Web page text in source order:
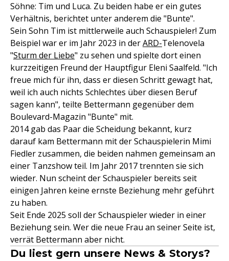
Söhne: Tim und Luca. Zu beiden habe er ein gutes
Verhältnis, berichtet unter anderem die "Bunte".
Sein Sohn Tim ist mittlerweile auch Schauspieler! Zum
Beispiel war er im Jahr 2023 in derARD-Telenovela
"Sturm der Liebe" zu sehen und spielte dort einen
kurzzeitigen Freund der Hauptfigur Eleni Saalfeld. "Ich
freue mich für ihn, dass er diesen Schritt gewagt hat,
weil ich auch nichts Schlechtes über diesen Beruf
sagen kann", teilte Bettermann gegenüber dem
Boulevard-Magazin "Bunte" mit.
2014 gab das Paar die Scheidung bekannt, kurz
darauf kam Bettermann mit der Schauspielerin Mimi
Fiedler zusammen, die beiden nahmen gemeinsam an
einer Tanzshow teil. Im Jahr 2017 trennten sie sich
wieder. Nun scheint der Schauspieler bereits seit
einigen Jahren keine ernste Beziehung mehr geführt
zu haben.
Seit Ende 2025 soll der Schauspieler wieder in einer
Beziehung sein. Wer die neue Frau an seiner Seite ist,
verrät Bettermann aber nicht.
Du liest gern unsere News & Storys?